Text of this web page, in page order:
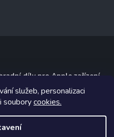
služeb, personalizaci
souborycookies.
díly pro Apple zařízení
vyhrazena.
implementoval
.